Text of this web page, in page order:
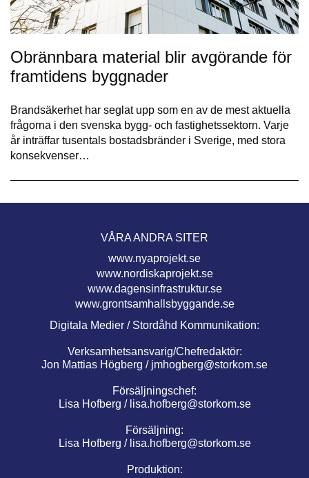
Obrännbara material blir avgörande för
framtidens byggnader
Brandsäkerhet har seglat upp som en av de mest aktuella
frågorna i den svenska bygg- och fastighetssektorn. Varje
år inträffar tusentals bostadsbränder i Sverige, med stora
konsekvenser…
VÅRA ANDRA SITER
www.nyaprojekt.se
www.nordiskaprojekt.se
www.dagensinfrastruktur.se
www.grontsamhallsbyggande.se
Digitala Medier / Stordåhd Kommunikation:
Verksamhetsansvarig/Chefredaktör:
Jon Mattias Högberg / jmhogberg@storkom.se
Försäljningschef:
Lisa Hofberg / lisa.hofberg@storkom.se
Försäljning:
Lisa Hofberg / lisa.hofberg@storkom.se
Produktion: